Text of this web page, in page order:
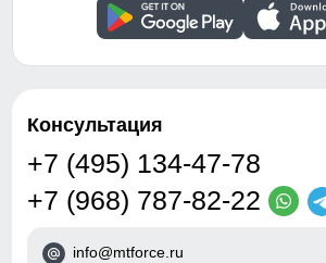
Консультация
+7 (495) 134-47-78
+7 (968) 787-82-22
info@mtforce.ru